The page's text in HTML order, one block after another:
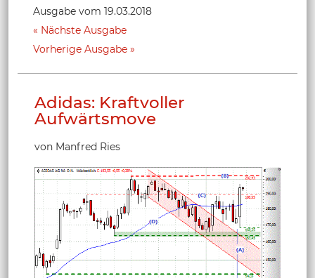
Ausgabe vom 19.03.2018
Nächste Ausgabe
Vorherige Ausgabe
Adidas: Kraftvoller
Aufwärtsmove
von Manfred Ries